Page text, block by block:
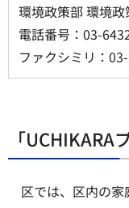
環境政策部 環境政
電話番号：03-
ファクシミリ：
「
区では、区内の